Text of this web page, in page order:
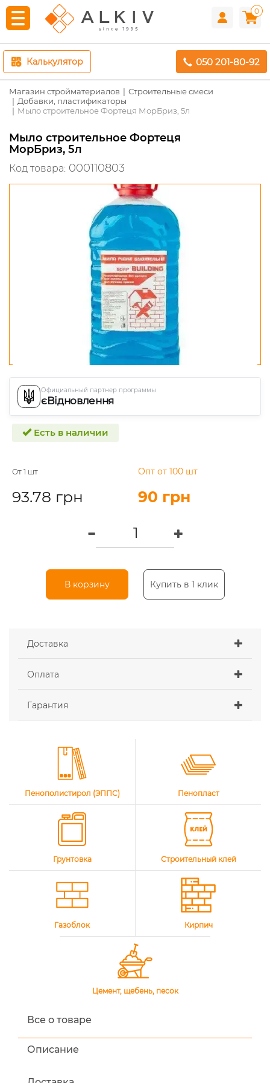
0
Калькулятор 050 201-80-92
Магазин стройматериалов
Строительные смеси
Добавки, пластификаторы
Мыло строительное Фортеця МорБриз, 5л
Мыло строительное Фортеця
МорБриз, 5л
Код товара: 000110803
Официальный партнер программы
єВідновлення
Есть в наличии
От 1 шт
93.78 грн
Опт от 100 шт
90 грн
В корзину Купить в 1 клик
Доставка
Оплата
Гарантия
Пенополистирол (ЭППС) Пенопласт
Грунтовка Строительный клей
Газоблок Кирпич
Цемент, щебень, песок
Все о товаре
Описание